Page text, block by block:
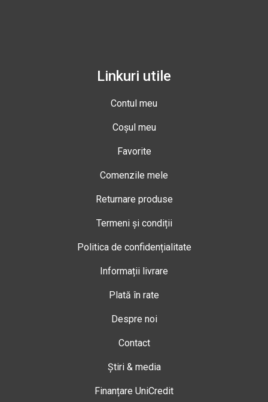
Linkuri utile
Contul meu
Coșul meu
Favorite
Comenzile mele
Returnare produse
Termeni și condiții
Politica de confidențialitate
Informații livrare
Plată în rate
Despre noi
Contact
Știri & media
Finanțare UniCredit